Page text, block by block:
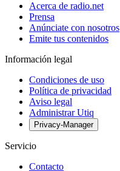
Acerca de radio.net
Prensa
Anúnciate con nosotros
Emite tus contenidos
Información legal
Condiciones de uso
Política de privacidad
Aviso legal
Administrar Utiq
Privacy-Manager
Servicio
Contacto